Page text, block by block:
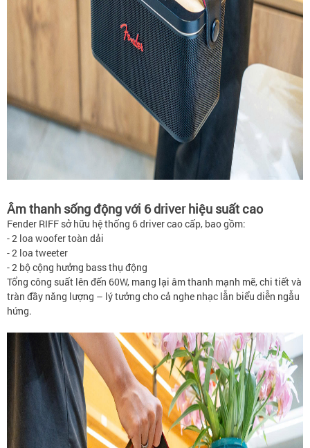
Âm thanh sống động với 6 driver hiệu suất cao
Fender RIFF sở hữu hệ thống 6 driver cao cấp, bao gồm:
- 2 loa woofer toàn dải
- 2 loa tweeter
- 2 bộ cộng hưởng bass thụ động
Tổng công suất lên đến 60W, mang lại âm thanh mạnh mẽ, chi tiết và
tràn đầy năng lượng – lý tưởng cho cả nghe nhạc lẫn biểu diễn ngẫu
hứng.